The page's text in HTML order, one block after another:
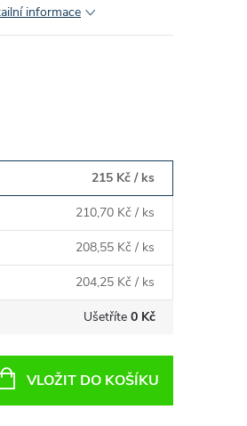
informace
215 Kč / ks
210,70 Kč / ks
208,55 Kč / ks
204,25 Kč / ks
Ušetříte 0 Kč
VLOŽIT DO KOŠÍKU